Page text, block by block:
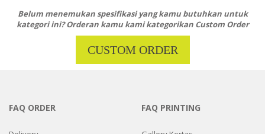
Belum menemukan spesifikasi yang kamu butuhkan untuk
kategori ini? Orderan kamu kami kategorikan Custom Order
CUSTOM ORDER
FAQ ORDER FAQ PRINTING